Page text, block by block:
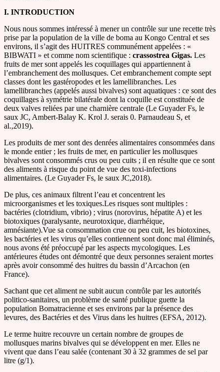
I. INTRODUCTION
Nous nous sommes intéressé à mener un contrôle sur une recette très
prise par la population de la ville de boma au Kongo Central et ses
environs, il s’agit des HUITRES communément appelées : «
BIBWATI » et comme nom scientifique : crassostrea Gigas. Les
fruits de mer sont appelés les coquillages qui appartiennent à
l’embranchement des mollusques. Cet embranchement compte sept
classes dont les gastéropodes et les lamellibranches. Les
lamellibranches (appelés aussi bivalves) sont aquatiques : ce sont des
coquillages à symétrie bilatérale dont la coquille est constituée de
deux valves reliées par une charnière centrale (Le Guyader Fs, le
saux JC, Ambert-Balay K. Krol J. serais 0. Parnaudeau S, et
al.,2019).
Les produits de mer sont des denrées alimentaires consommées dans
le monde entier ; les fruits de mer, en particulier les mollusques
bivalves sont consommés crus ou peu cuits ; il en résulte que ce sont
des aliments à risque du point de vue des toxi-infections
alimentaires. (Le Guyader Fs, le saux JC,2018).
De plus, ces animaux filtrent l’eau et concentrent les
microorganismes et les toxiques.Les risques sont multiples :
bactéries (clotridium, vibrio) ; virus (norovirus, hépatite A) et les
biotoxiques (paralysante, neurotoxique, diarrhéique,
amnésiante).Vue sa consommation crue ou peu cuit, les biotoxines,
les bactéries et les virus qu’elles contiennent sont donc mal éliminés,
nous avons été préoccupé par les aspects mycologiques. Les
antérieures études ont démontré que deux personnes seraient mortes
après avoir consommé des huitres du bassin d’Arcachon (en
France).
Sachant que cet aliment ne subit aucun contrôle par les autorités
politico-sanitaires, un problème de santé publique guette la
population Bomatracienne et ses environs par la présence des
levures, des Bactéries et des Virus dans les huitres (EFSA, 2012).
Le terme huitre recouvre un certain nombre de groupes de
mollusques marins bivalves qui se développent en mer. Elles ne
vivent que dans l’eau salée (contenant 30 à 32 grammes de sel par
litre (g/1).